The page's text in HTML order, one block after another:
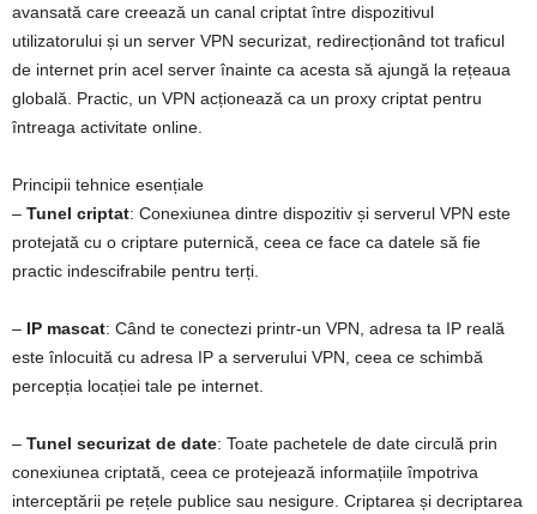
avansată care creează un canal criptat între dispozitivul
utilizatorului și un server VPN securizat, redirecționând tot traficul
de internet prin acel server înainte ca acesta să ajungă la rețeaua
globală. Practic, un VPN acționează ca un proxy criptat pentru
întreaga activitate online.
Principii tehnice esențiale
– Tunel criptat: Conexiunea dintre dispozitiv și serverul VPN este
protejată cu o criptare puternică, ceea ce face ca datele să fie
practic indescifrabile pentru terți.
– IP mascat: Când te conectezi printr‑un VPN, adresa ta IP reală
este înlocuită cu adresa IP a serverului VPN, ceea ce schimbă
percepția locației tale pe internet.
– Tunel securizat de date: Toate pachetele de date circulă prin
conexiunea criptată, ceea ce protejează informațiile împotriva
interceptării pe rețele publice sau nesigure. Criptarea și decriptarea